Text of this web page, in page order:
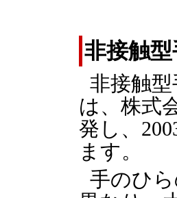
非接触
非接触
は、株式
発し、
ます。
手のひ